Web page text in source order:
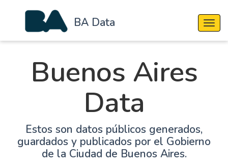
BA Data
Buenos Aires
Data
Estos son datos públicos generados,
guardados y publicados por el Gobierno
de la Ciudad de Buenos Aires.